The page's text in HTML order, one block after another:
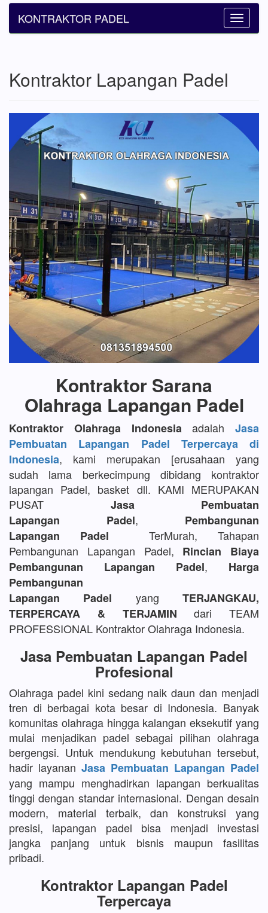
Toggle
KONTRAKTOR PADEL
Kontraktor Lapangan Padel
Kontraktor Sarana
Olahraga Lapangan Padel
Kontraktor Olahraga Indonesia adalah Jasa
Pembuatan Lapangan Padel Terpercaya di
Indonesia, kami merupakan [erusahaan yang
sudah lama berkecimpung dibidang kontraktor
lapangan Padel, basket dll. KAMI MERUPAKAN
PUSAT Jasa Pembuatan
Lapangan Padel, Pembangunan
Lapangan Padel TerMurah, Tahapan
Pembangunan Lapangan Padel, Rincian Biaya
Pembangunan Lapangan Padel, Harga
Pembangunan
Lapangan Padel yangTERJANGKAU,
TERPERCAYA & TERJAMIN dari TEAM
PROFESSIONAL Kontraktor Olahraga Indonesia.
Jasa Pembuatan Lapangan Padel
Profesional
Olahraga padel kini sedang naik daun dan menjadi
tren di berbagai kota besar di Indonesia. Banyak
komunitas olahraga hingga kalangan eksekutif yang
mulai menjadikan padel sebagai pilihan olahraga
bergengsi. Untuk mendukung kebutuhan tersebut,
hadir layanan Jasa Pembuatan Lapangan Padel
yang mampu menghadirkan lapangan berkualitas
tinggi dengan standar internasional. Dengan desain
modern, material terbaik, dan konstruksi yang
presisi, lapangan padel bisa menjadi investasi
jangka panjang untuk bisnis maupun fasilitas
pribadi.
Kontraktor Lapangan Padel
Terpercaya